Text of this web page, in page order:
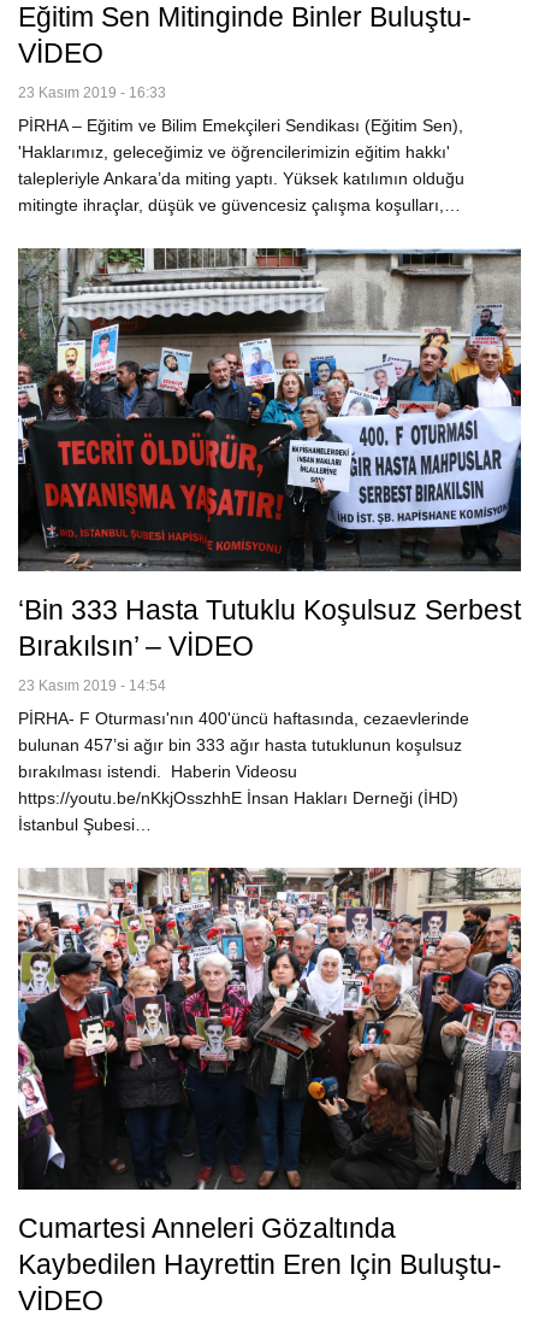
Eğitim Sen Mitinginde Binler Buluştu-
VİDEO
23 Kasım 2019 - 16:33
PİRHA – Eğitim ve Bilim Emekçileri Sendikası (Eğitim Sen),
'Haklarımız, geleceğimiz ve öğrencilerimizin eğitim hakkı'
talepleriyle Ankara’da miting yaptı. Yüksek katılımın olduğu
mitingte ihraçlar, düşük ve güvencesiz çalışma koşulları,…
‘Bin 333 Hasta Tutuklu Koşulsuz Serbest
Bırakılsın’ – VİDEO
23 Kasım 2019 - 14:54
PİRHA- F Oturması'nın 400'üncü haftasında, cezaevlerinde
bulunan 457’si ağır bin 333 ağır hasta tutuklunun koşulsuz
bırakılması istendi. Haberin Videosu
https://youtu.be/nKkjOsszhhE İnsan Hakları Derneği (İHD)
İstanbul Şubesi…
Cumartesi Anneleri Gözaltında
Kaybedilen Hayrettin Eren Için Buluştu-
VİDEO